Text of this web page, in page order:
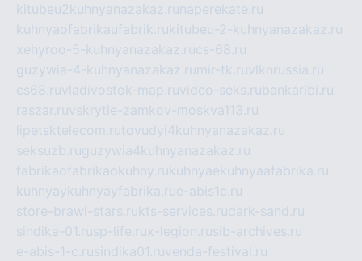
kitubeu2kuhnyanazakaz.ru naperekate.ru
kuhnyaofabrikaufabrik.rukitubeu-2-kuhnyanazakaz.ru
xehyroo-5-kuhnyanazakaz.rucs-68.ru
guzywia-4-kuhnyanazakaz.ru mir-tk.ruvlknrussia.ru
cs68.ruvladivostok-map.ruvideo-seks.rubankaribi.ru
raszar.ruvskrytie-zamkov-moskva113.ru
lipetsktelecom.rutovudyi4kuhnyanazakaz.ru
seksuzb.ruguzywia4kuhnyanazakaz.ru
fabrikaofabrikaokuhny.rukuhnyaekuhnyaafabrika.ru
kuhnyaykuhnyayfabrika.rue-abis1c.ru
store-brawl-stars.rukts-services.rudark-sand.ru
sindika-01.rusp-life.rux-legion.rusib-archives.ru
e-abis-1-c.rusindika01.ruvenda-festival.ru